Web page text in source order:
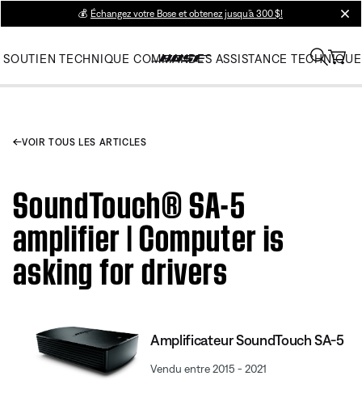
💰 Échangez votre Bose et obtenez jusqu’à 300 $!
SOUTIEN TECHNIQUE COMMANDES ASSISTANCE TECHNIQUE
VOIR TOUS LES ARTICLES
SoundTouch® SA-5
amplifier | Computer is
asking for drivers
Amplificateur SoundTouch SA-5
Vendu entre 2015 - 2021